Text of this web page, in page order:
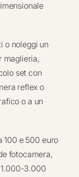
o noleggi un
maglieria,
set con
reflex o
o a un
100 e 500 euro
fotocamera,
3.000